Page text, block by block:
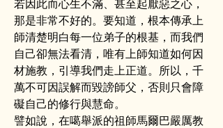
若因此而心生不滿、甚至起厭惡之心，
那是非常不好的。要知道，根本傳承上
師清楚明白每一位弟子的根基，而我們
自己卻無法看清，唯有上師知道如何因
材施教，引導我們走上正道。所以，千
萬不可因誤解而毀謗師父，否則只會障
礙自己的修行與慧命。
譬如說，在噶舉派的祖師馬爾巴嚴厲教